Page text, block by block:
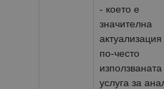
- което е
значителна
по-често
използваната
услуга за